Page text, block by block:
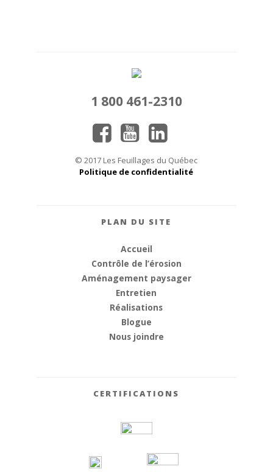
1 800 461-2310
© 2017 Les Feuillages du Québec
Politique de confidentialité
PLAN DU SITE
Accueil
Contrôle de l’érosion
Aménagement paysager
Entretien
Réalisations
Blogue
Nous joindre
CERTIFICATIONS